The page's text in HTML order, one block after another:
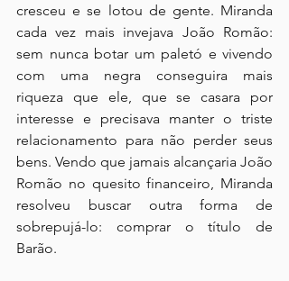
cresceu e se lotou de gente. Miranda
cada vez mais invejava João Romão:
sem nunca botar um paletó e vivendo
com uma negra conseguira mais
riqueza que ele, que se casara por
interesse e precisava manter o triste
relacionamento para não perder seus
bens. Vendo que jamais alcançaria João
Romão no quesito financeiro, Miranda
resolveu buscar outra forma de
sobrepujá-lo: comprar o título de
Barão.